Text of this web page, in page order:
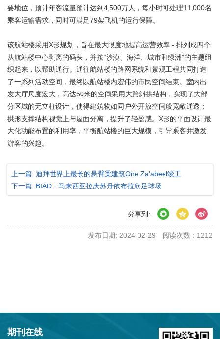
要地位，预计年客流量预计达到4,500万人，每小时可处理11,000名
乘客运输需求，同时可满足79架飞机的运行保障。
该航站楼采用X形规划，旨在最大限度地提高运营效率 - 排列成四个
从航站楼中心剥离的码头，并按“沙漠、海洋、城市和绿洲”的主题组
织起来，以帮助通行。通往航站楼的路网系统和景观工程共同打造
了一系列活动空间，最终以航站楼内宏伟的市民空间结束。室内出
发大厅尺度宏大，高达50米的空间采用大跨斜拱结构，实现了大部
分区域的无立柱设计，使得建筑物如同户外开放空间般宽敞通透；
拱形支撑结构视觉上与屋面分离，提升了轻盈感。X形的平面设计最
大化功能布置的利用率，平衡航站楼的巨大规模，引导乘客并激发
游客的兴趣。
上一篇: 迪拜世界上最长的悬臂梁建筑One Za'abeel竣工
下一篇: BIAD：马来西亚拉庆苏丹依布拉欣足球场
分享到:
发布日期: 2024-02-29 阅读次数： 1212
期刊在线